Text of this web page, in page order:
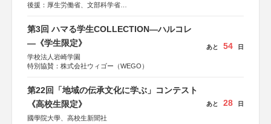
後援：厚生労働省、文部科学省
しん生命保険株式会社
第3回 ハマる学生COLLECTION―ハルコレ
―《学生限定》
学校法人岩崎学園
特別協賛：株式会社ウィゴー（WEGO）
あと 54 日
第22回「地域の伝承文化に学ぶ」コンテスト
《高校生限定》
國學院大學、高校生新聞社
あと 28 日